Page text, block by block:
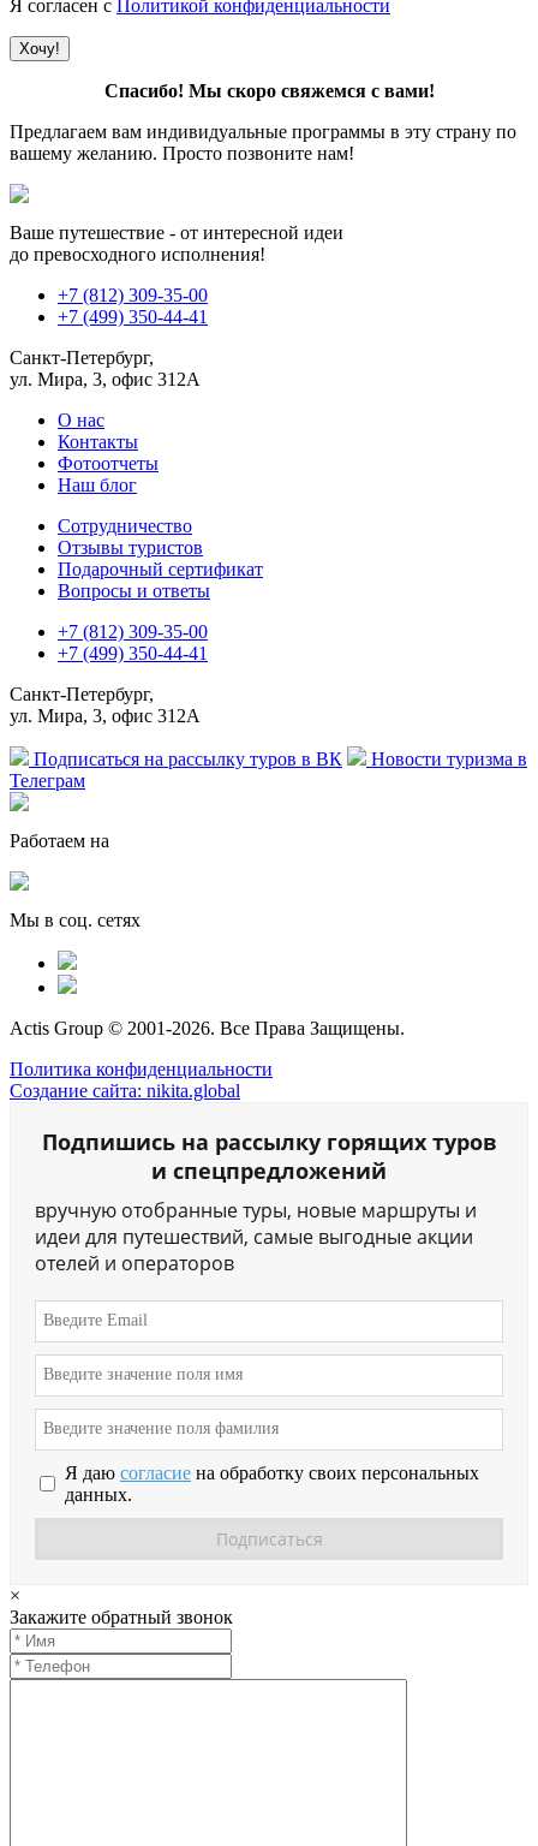
Я согласен с Политикой конфиденциальности
Спасибо! Мы скоро свяжемся с вами!
Предлагаем вам индивидуальные программы в эту страну по
вашему желанию. Просто позвоните нам!
Ваше путешествие - от интересной идеи
до превосходного исполнения!
+7 (812) 309-35-00
+7 (499) 350-44-41
Санкт-Петербург,
ул. Мира, 3, офис 312А
О нас
Контакты
Фотоотчеты
Наш блог
Сотрудничество
Отзывы туристов
Подарочный сертификат
Вопросы и ответы
+7 (812) 309-35-00
+7 (499) 350-44-41
Санкт-Петербург,
ул. Мира, 3, офис 312А
Подписаться на рассылку туров в ВК
Новости туризма в
Телеграм
Работаем на
Мы в соц. сетях
Actis Group © 2001-2026. Все Права Защищены.
Политика конфиденциальности
Создание сайта: nikita.global
Подпишись на рассылку горящих туров
и спецпредложений
вручную отобранные туры, новые маршруты и
идеи для путешествий, самые выгодные акции
отелей и операторов
Я даю согласие на обработку своих персональных
данных.
×
Закажите обратный звонок